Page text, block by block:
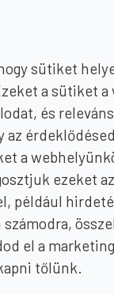
sütiket
a sütiket
és
a
ezeket
például
el a
tőlünk.